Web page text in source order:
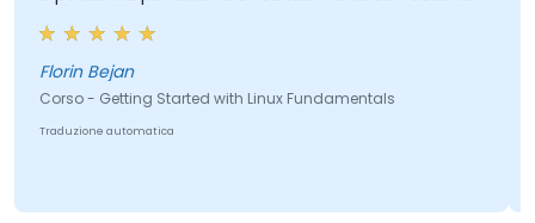
Florin Bejan
Corso - Getting Started with Linux Fundamentals
Traduzione automatica